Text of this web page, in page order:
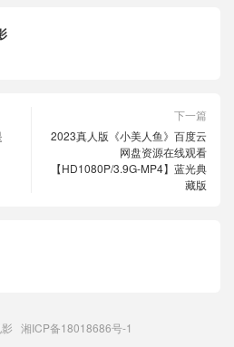
下一篇
2023真人版《小美人鱼》百度云
网盘资源在线观看
【HD1080P/3.9G-MP4】蓝光典
藏版
湘ICP备18018686号-1